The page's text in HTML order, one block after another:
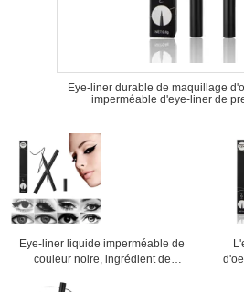
Eye-liner durable de maquillage
imperméable d'eye-liner de
Eye-liner liquide imperméable de
couleur noire, ingrédient de